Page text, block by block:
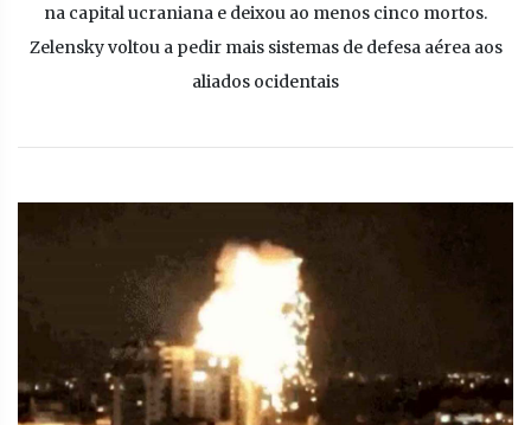
na capital ucraniana e deixou ao menos cinco mortos.
Zelensky voltou a pedir mais sistemas de defesa aérea aos
aliados ocidentais